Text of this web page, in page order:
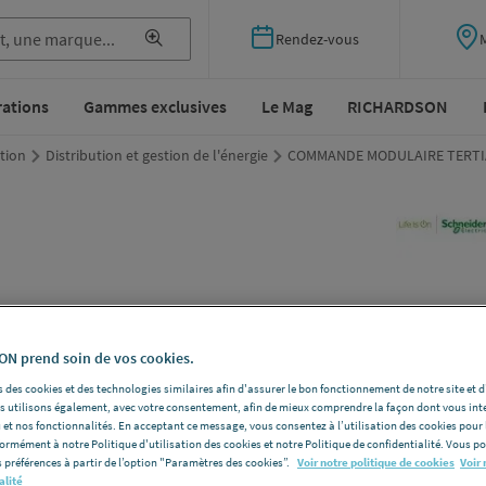
Rendez-vous
Gammes exclusives Le Mag RICHARDSON
Distribution et gestion de l'énergie COMMANDE MODULAIRE
prend soin de vos cookies.
des cookies et des technologies similaires afin d'assurer le bon fonctionnement de notre site et
utilisons également, avec votre consentement, afin de mieux comprendre la façon dont vous
nos fonctionnalités. En acceptant ce message, vous consentez à l’utilisation des cookies pour
à notre Politique d'utilisation des cookies et notre Politique de confidentialité. Vous
à partir de l’option "Paramètres des cookies”.
Voir notre politique de cookies Voir